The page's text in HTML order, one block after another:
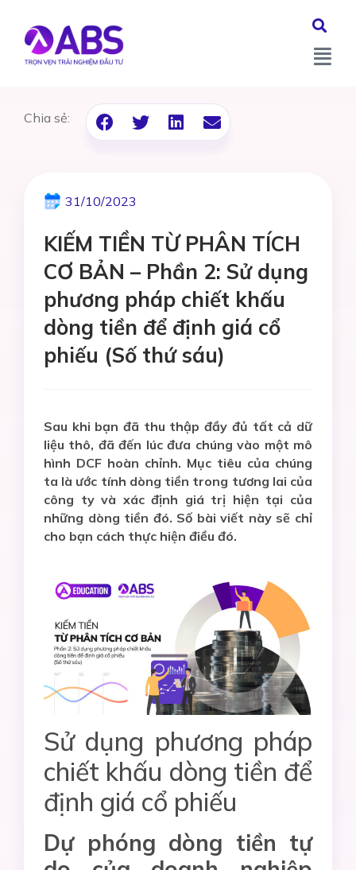
Chia sẻ:
31/10/2023
KIẾM TIỀN TỪ PHÂN TÍCH
CƠ BẢN – Phần 2: Sử dụng
phương pháp chiết khấu
dòng tiền để định giá cổ
phiếu (Số thứ sáu)
Sau khi bạn đã thu thập đầy đủ tất cả dữ
liệu thô, đã đến lúc đưa chúng vào một mô
hình DCF hoàn chỉnh. Mục tiêu của chúng
ta là ước tính dòng tiền trong tương lai của
công ty và xác định giá trị hiện tại của
những dòng tiền đó. Số bài viết này sẽ chỉ
cho bạn cách thực hiện điều đó.
Sử dụng phương pháp
chiết khấu dòng tiền để
định giá cổ phiếu
Dự phóng dòng tiền tự